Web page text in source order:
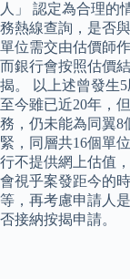
人」 認定為合理的
務熱線查詢，是否
單位需交由估價師
而銀行會按照估價
揭。 以上述曾發生
至今雖已近20年，
務，仍未能為同翼8
緊，同層共16個單
行不提供網上估值
會視乎案發距今的
等，再考慮申請人
否接納按揭申請。